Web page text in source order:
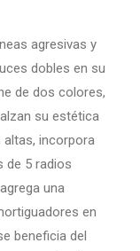
agresivas y
dobles en su
de dos colores,
su estética
altas, incorpora
de 5 radios
una
en
beneficia del